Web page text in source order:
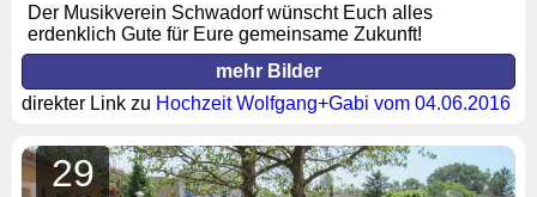
Der Musikverein Schwadorf wünscht Euch alles
erdenklich Gute für Eure gemeinsame Zukunft!
mehr Bilder
direkter Link zu Hochzeit Wolfgang+Gabi vom 04.06.2016
29